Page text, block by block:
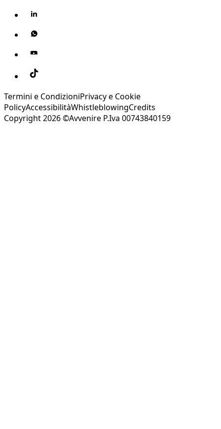
Termini e CondizioniPrivacy e Cookie
PolicyAccessibilitàWhistleblowingCredits
Copyright 2026 ©Avvenire P.Iva 00743840159